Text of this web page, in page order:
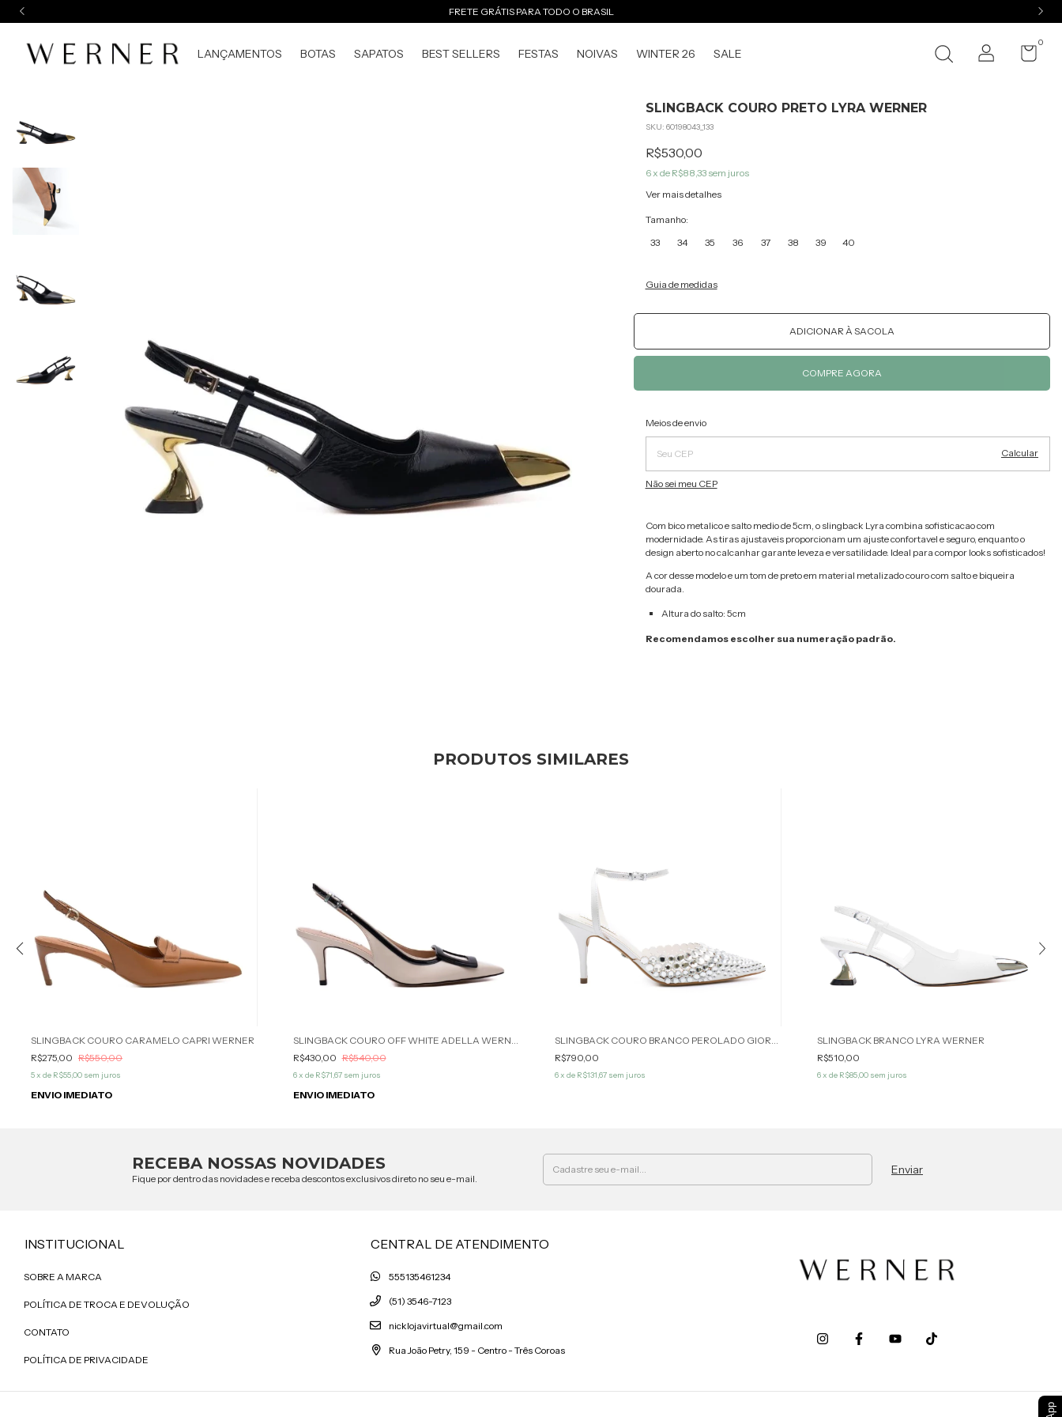
FRETE GRÁTIS PARA TODO O BRASIL
LANÇAMENTOS BOTAS SAPATOS BEST SELLERS FESTAS NOIVAS WINTER 26 SALE
0
SLINGBACK COURO PRETO LYRA WERNER
SKU: 60198043_133
R$530,00
6x de R$88,33 sem juros
Ver mais detalhes
Tamanho:
33
34 35 36 37 38 39 40
Guia de medidas
Entregas para o CEP:
Meios de envio
Calcular
Não sei meu CEP
Com bico metalico e salto medio de 5cm, o slingback Lyra combina sofisticacao com
modernidade. As tiras ajustaveis proporcionam um ajuste confortavel e seguro, enquanto o
design aberto no calcanhar garante leveza e versatilidade. Ideal para compor looks sofisticados!
A cor desse modelo e um tom de preto em material metalizado couro com salto e biqueira
dourada.
Altura do salto: 5cm
Recomendamos escolher sua numeração padrão.
PRODUTOS SIMILARES
SLINGBACK COURO CARAMELO CAPRI WERNER
R$275,00 R$550,00
5 x de R$55,00 sem juros
ENVIO IMEDIATO
R$430,00 R$540,00
6 x de R$71,67 sem juros
ENVIO IMEDIATO
R$790,00
6 x de R$131,67 sem juros
SLINGBACK BRANCO LYRA WERNER
R$510,00
6 x de R$85,00 sem juros
RECEBA NOSSAS NOVIDADES
Fique por dentro das novidades e receba descontos exclusivos direto no seu e-mail.
INSTITUCIONAL
SOBRE A MARCA
POLÍTICA DE TROCA E DEVOLUÇÃO
CONTATO
POLÍTICA DE PRIVACIDADE
CENTRAL DE ATENDIMENTO
555135461234
(51) 3546-7123
nicklojavirtual@gmail.com
Rua João Petry, 159 - Centro - Três Coroas